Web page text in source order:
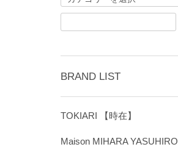
BRAND LIST
TOKIARI 【時在】
Maison MIHARA YASUHIRO